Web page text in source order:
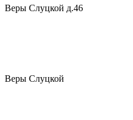
Веры Слуцкой д.46
Веры Слуцкой